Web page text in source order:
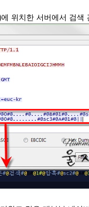
위치한 서버에서 검색